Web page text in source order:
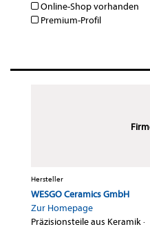
Online-Shop vorhanden
Premium-Profil
Hersteller
WESGO Ceramics GmbH
Zur Homepage
Präzisionsteile aus Keramik·